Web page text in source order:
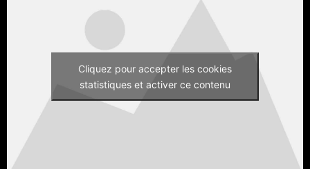
Cliquez pour accepter les cookies
statistiques et activer ce contenu